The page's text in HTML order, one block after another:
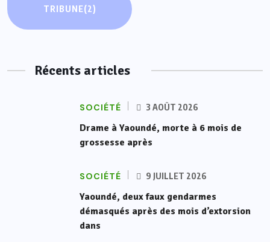
TRIBUNE(2)
Récents articles
SOCIÉTÉ 3 AOÛT 2026
Drame à Yaoundé, morte à 6 mois de
grossesse après
SOCIÉTÉ 9 JUILLET 2026
Yaoundé, deux faux gendarmes
démasqués après des mois d’extorsion
dans